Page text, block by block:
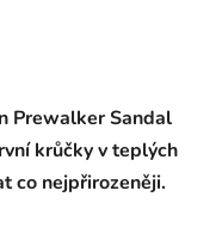
Prewalker Sandal
krůčky v teplých
co nejpřirozeněji.